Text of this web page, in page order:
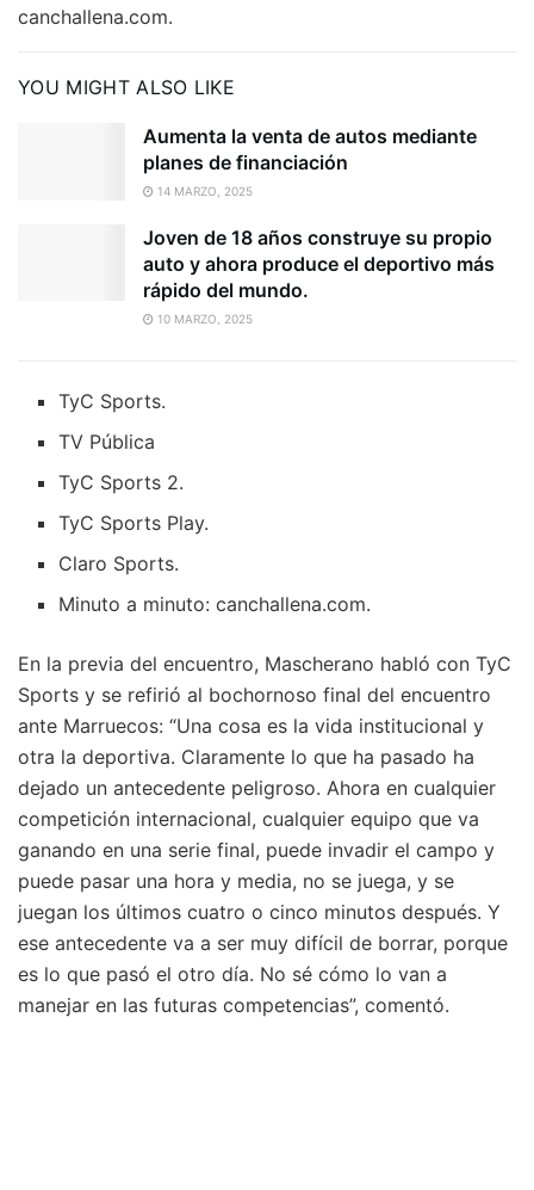
canchallena.com.
YOU MIGHT ALSO LIKE
Aumenta la venta de autos mediante
planes de financiación
14 MARZO, 2025
Joven de 18 años construye su propio
auto y ahora produce el deportivo más
rápido del mundo.
10 MARZO, 2025
TyC Sports.
TV Pública
TyC Sports 2.
TyC Sports Play.
Claro Sports.
Minuto a minuto: canchallena.com.
En la previa del encuentro, Mascherano habló con TyC
Sports y se refirió al bochornoso final del encuentro
ante Marruecos: “Una cosa es la vida institucional y
otra la deportiva. Claramente lo que ha pasado ha
dejado un antecedente peligroso. Ahora en cualquier
competición internacional, cualquier equipo que va
ganando en una serie final, puede invadir el campo y
puede pasar una hora y media, no se juega, y se
juegan los últimos cuatro o cinco minutos después. Y
ese antecedente va a ser muy difícil de borrar, porque
es lo que pasó el otro día. No sé cómo lo van a
manejar en las futuras competencias”, comentó.